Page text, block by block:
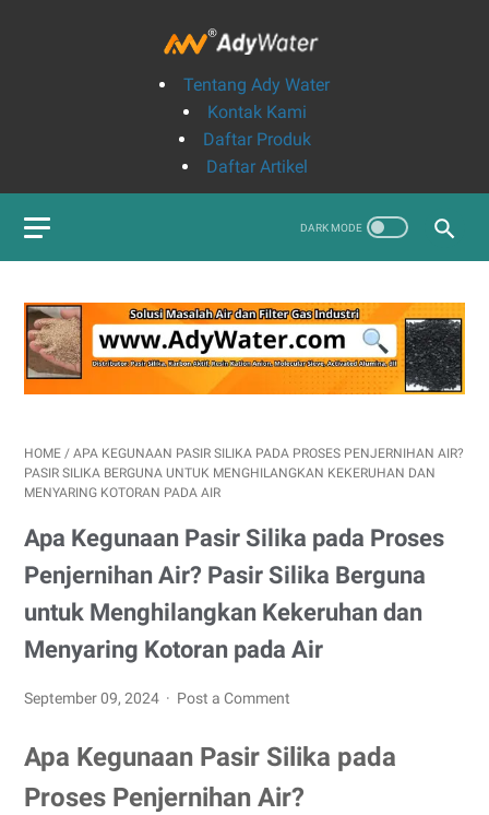
Tentang Ady Water
Kontak Kami
Daftar Produk
Daftar Artikel
HOME / APA KEGUNAAN PASIR SILIKA PADA PROSES PENJERNIHAN AIR?
PASIR SILIKA BERGUNA UNTUK MENGHILANGKAN KEKERUHAN DAN
MENYARING KOTORAN PADA AIR
Apa Kegunaan Pasir Silika pada Proses
Penjernihan Air? Pasir Silika Berguna
untuk Menghilangkan Kekeruhan dan
Menyaring Kotoran pada Air
September 09, 2024 Post a Comment
Apa Kegunaan Pasir Silika pada
Proses Penjernihan Air?